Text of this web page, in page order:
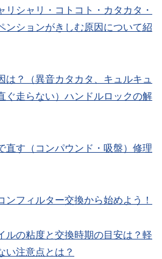
リシャリ・コトコト・カタカタ・
ンションがきしむ原因について紹
は？（異音カタカタ、キュルキュ
ぐ走らない）ハンドルロックの解
直す（コンパウンド・吸盤）修理
ンフィルター交換から始めよう！
ルの粘度と交換時期の目安は？軽
い注意点とは？